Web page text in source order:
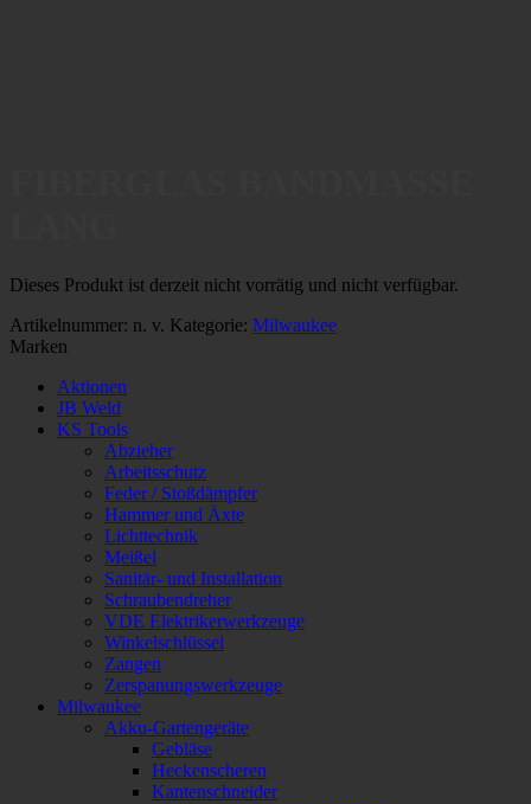
Dieses Produkt ist derzeit nicht vorrätig und nicht verfügbar.
Artikelnummer: n. v. Kategorie: Milwaukee
Marken
Aktionen
JB Weld
KS Tools
Abzieher
Arbeitsschutz
Feder / Stoßdämpfer
Hammer und Äxte
Lichttechnik
Meißel
Sanitär- und Installation
Schraubendreher
VDE Elektrikerwerkzeuge
Winkelschlüssel
Zangen
Zerspanungswerkzeuge
Milwaukee
Akku-Gartengeräte
Gebläse
Heckenscheren
Kantenschneider